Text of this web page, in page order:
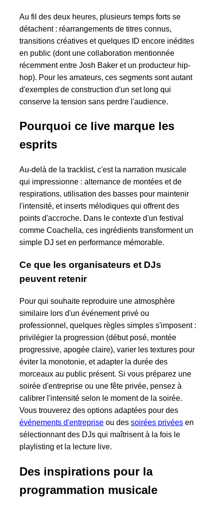
Au fil des deux heures, plusieurs temps forts se
détachent : réarrangements de titres connus,
transitions créatives et quelques ID encore inédites
en public (dont une collaboration mentionnée
récemment entre Josh Baker et un producteur hip-
hop). Pour les amateurs, ces segments sont autant
d'exemples de construction d'un set long qui
conserve la tension sans perdre l'audience.
Pourquoi ce live marque les
esprits
Au-delà de la tracklist, c'est la narration musicale
qui impressionne : alternance de montées et de
respirations, utilisation des basses pour maintenir
l'intensité, et inserts mélodiques qui offrent des
points d'accroche. Dans le contexte d'un festival
comme Coachella, ces ingrédients transforment un
simple DJ set en performance mémorable.
Ce que les organisateurs et DJs
peuvent retenir
Pour qui souhaite reproduire une atmosphère
similaire lors d'un événement privé ou
professionnel, quelques règles simples s'imposent :
privilégier la progression (début posé, montée
progressive, apogée claire), varier les textures pour
éviter la monotonie, et adapter la durée des
morceaux au public présent. Si vous préparez une
soirée d'entreprise ou une fête privée, pensez à
calibrer l'intensité selon le moment de la soirée.
Vous trouverez des options adaptées pour des
événements d'entreprise ou des soirées privées en
sélectionnant des DJs qui maîtrisent à la fois le
playlisting et la lecture live.
Des inspirations pour la
programmation musicale